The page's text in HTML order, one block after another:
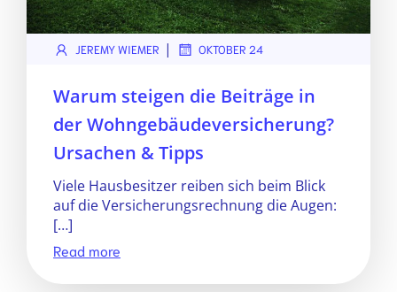
JEREMY WIEMER | OKTOBER 24
Warum steigen die Beiträge in
der Wohngebäudeversicherung?
Ursachen & Tipps
Viele Hausbesitzer reiben sich beim Blick
auf die Versicherungsrechnung die Augen:
[…]
Read more